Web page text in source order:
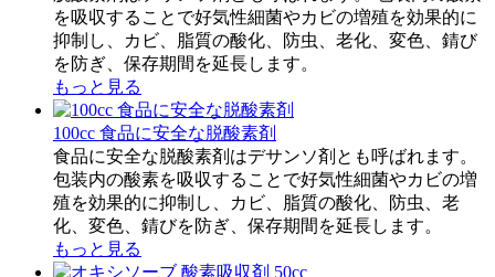
を吸収することで好気性細菌やカビの増殖を効果的に
抑制し、カビ、脂質の酸化、防虫、老化、変色、錆び
を防ぎ、保存期間を延長します。
もっと見る
100cc 食品に安全な脱酸素剤
食品に安全な脱酸素剤はデサンソ剤とも呼ばれます。
包装内の酸素を吸収することで好気性細菌やカビの増
殖を効果的に抑制し、カビ、脂質の酸化、防虫、老
化、変色、錆びを防ぎ、保存期間を延長します。
もっと見る